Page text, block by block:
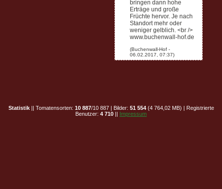
bringen dann hohe
Erträge und große
Früchte hervor. Je nach
Standort mehr oder
weniger gelblich. <br />
www.buchenwall-hof.de
Statistik|| Tomatensorten: 10 887/10 887 | Bilder: 51 554(4 764,02 MB) | Registrierte
Benutzer: 4 710 || Impressum